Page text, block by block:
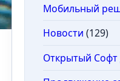
Мобильный
Новости (129)
Открытый Софт